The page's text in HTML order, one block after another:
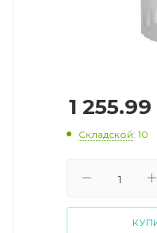
1 255.99
Складской: 10